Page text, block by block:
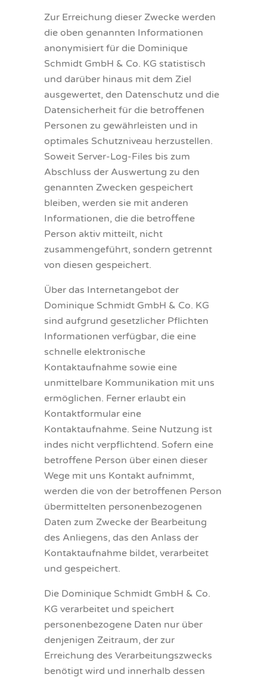
Zur Erreichung dieser Zwecke werden
die oben genannten Informationen
anonymisiert für die Dominique
Schmidt GmbH & Co. KG statistisch
und darüber hinaus mit dem Ziel
ausgewertet, den Datenschutz und die
Datensicherheit für die betroffenen
Personen zu gewährleisten und in
optimales Schutzniveau herzustellen.
Soweit Server-Log-Files bis zum
Abschluss der Auswertung zu den
genannten Zwecken gespeichert
bleiben, werden sie mit anderen
Informationen, die die betroffene
Person aktiv mitteilt, nicht
zusammengeführt, sondern getrennt
von diesen gespeichert.
Über das Internetangebot der
Dominique Schmidt GmbH & Co. KG
sind aufgrund gesetzlicher Pflichten
Informationen verfügbar, die eine
schnelle elektronische
Kontaktaufnahme sowie eine
unmittelbare Kommunikation mit uns
ermöglichen. Ferner erlaubt ein
Kontaktformular eine
Kontaktaufnahme. Seine Nutzung ist
indes nicht verpflichtend. Sofern eine
betroffene Person über einen dieser
Wege mit uns Kontakt aufnimmt,
werden die von der betroffenen Person
übermittelten personenbezogenen
Daten zum Zwecke der Bearbeitung
des Anliegens, das den Anlass der
Kontaktaufnahme bildet, verarbeitet
und gespeichert.
Die Dominique Schmidt GmbH & Co.
KG verarbeitet und speichert
personenbezogene Daten nur über
denjenigen Zeitraum, der zur
Erreichung des Verarbeitungszwecks
benötigt wird und innerhalb dessen